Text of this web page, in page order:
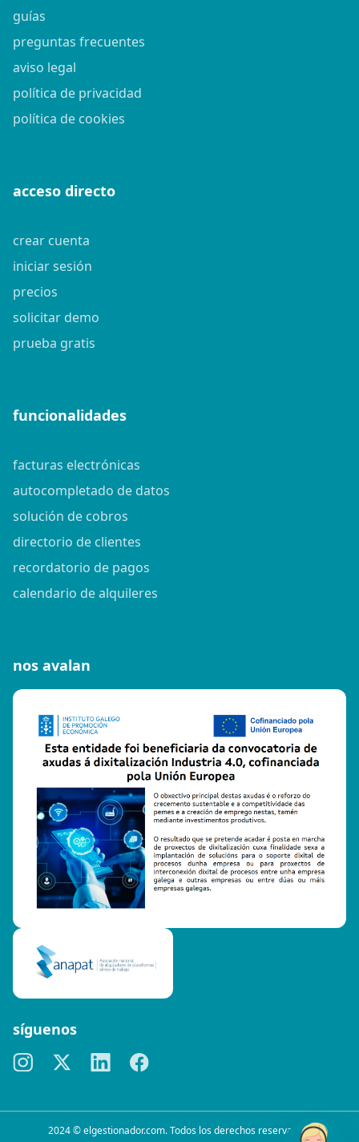
guías
preguntas frecuentes
aviso legal
política de privacidad
política de cookies
acceso directo
crear cuenta
iniciar sesión
precios
solicitar demo
prueba gratis
funcionalidades
facturas electrónicas
autocompletado de datos
solución de cobros
directorio de clientes
recordatorio de pagos
calendario de alquileres
nos avalan
síguenos
2024 © elgestionador.com. Todos los derechos reservados.